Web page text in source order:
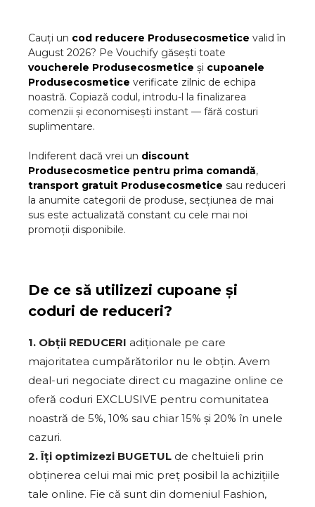
Cauți un cod reducere Produsecosmetice valid în
August 2026? Pe Vouchify găsești toate
voucherele Produsecosmetice și cupoanele
Produsecosmetice verificate zilnic de echipa
noastră. Copiază codul, introdu-l la finalizarea
comenzii și economisești instant — fără costuri
suplimentare.
Indiferent dacă vrei un discount
Produsecosmetice pentru prima comandă,
transport gratuit Produsecosmetice sau reduceri
la anumite categorii de produse, secțiunea de mai
sus este actualizată constant cu cele mai noi
promoții disponibile.
De ce să utilizezi cupoane și
coduri de reduceri?
1. Obții REDUCERI adiționale pe care
majoritatea cumpărătorilor nu le obțin. Avem
deal-uri negociate direct cu magazine online ce
oferă coduri EXCLUSIVE pentru comunitatea
noastră de 5%, 10% sau chiar 15% și 20% în unele
cazuri.
2. Îți optimizezi BUGETUL de cheltuieli prin
obținerea celui mai mic preț posibil la achizițiile
tale online. Fie că sunt din domeniul Fashion,